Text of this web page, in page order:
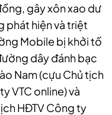
gây xôn xao dư
phát hiện và triệt
Mobile bị khởi tố
dây đánh bạc
Nam (cựu Chủ tịch
VTC online) và
HĐTV Công ty